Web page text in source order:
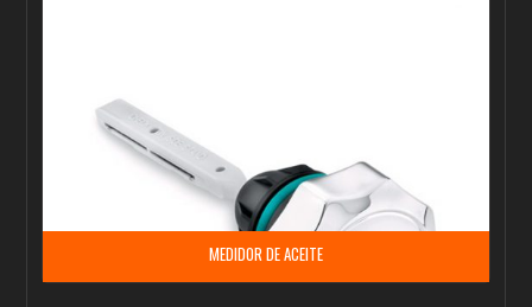
MEDIDOR DE ACEITE